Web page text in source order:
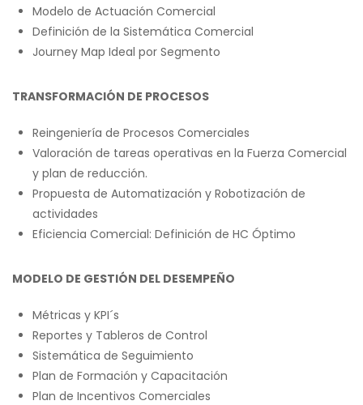
Modelo de Actuación Comercial
Definición de la Sistemática Comercial
Journey Map Ideal por Segmento
TRANSFORMACIÓN DE PROCESOS
Reingeniería de Procesos Comerciales
Valoración de tareas operativas en la Fuerza Comercial
y plan de reducción.
Propuesta de Automatización y Robotización de
actividades
Eficiencia Comercial: Definición de HC Óptimo
MODELO DE GESTIÓN DEL DESEMPEÑO
Métricas y KPI´s
Reportes y Tableros de Control
Sistemática de Seguimiento
Plan de Formación y Capacitación
Plan de Incentivos Comerciales